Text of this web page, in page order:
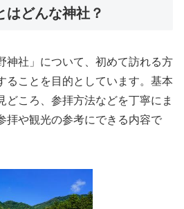
はどんな神社？
神社」について、初めて訪れる方
ることを目的としています。基本
どころ、参拝方法などを丁寧にま
拝や観光の参考にできる内容で